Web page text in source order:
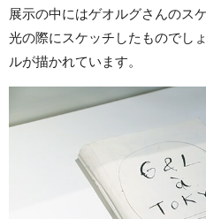
展示の中にはゲオルグさんのス
光の際にスケッチしたものでし
ルが描かれています。